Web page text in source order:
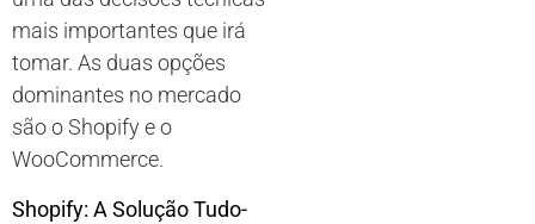
mais importantes que irá
tomar. As duas opções
dominantes no mercado
são o Shopify e o
WooCommerce.
Shopify: A Solução Tudo-